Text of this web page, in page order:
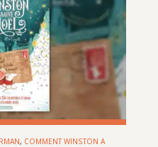
, COMMENT WINSTON A